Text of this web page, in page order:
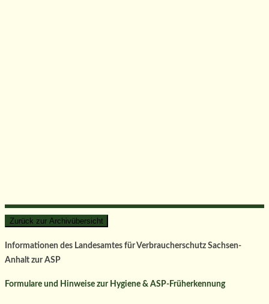
Informationen des Landesamtes für Verbraucherschutz Sachsen-
Anhalt zur ASP
Formulare und Hinweise zur Hygiene & ASP-Früherkennung